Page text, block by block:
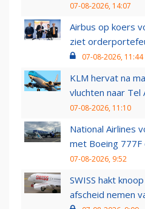
07-08-2026, 14:07
Airbus op koers
ziet
07-08-2026, 11:44
KLM hervat na
vluchten naar Tel
07-08-2026, 11:10
National Airlines
met Boeing
07-08-2026, 9:52
SWISS hakt
afscheid nemen